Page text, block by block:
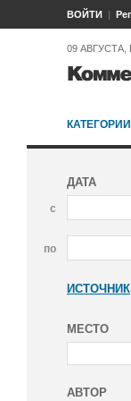
ВОЙТИ
09
КАТЕГОРИИ
ДАТА
с
по
ИСТОЧНИК
МЕСТО
АВТОР